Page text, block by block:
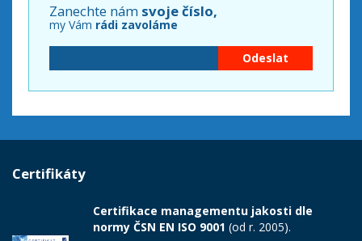
Zanechte nám svoje číslo,
my Vám rádi zavoláme
Certifikáty
Certifikace managementu jakosti dle
normy ČSN EN ISO 9001 (od r. 2005).